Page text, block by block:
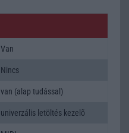
Van
Nincs
van (alap tudással)
univerzális letöltés kezelõ